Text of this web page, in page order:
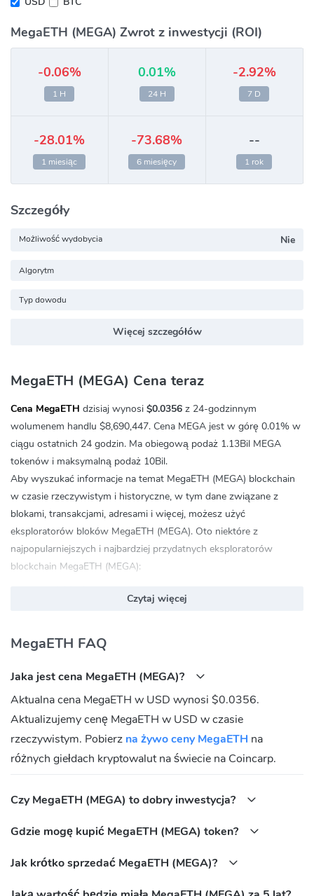
MegaETH (MEGA) Zwrot z inwestycji (ROI)
-0.06%
1 H
0.01%
24 H
-2.92%
7 D
-28.01%
1 miesiąc
-73.68%
6 miesięcy
--
1 rok
Szczegóły
Możliwość wydobycia Nie
Algorytm
Typ dowodu
Więcej szczegółów
MegaETH (MEGA) Cena teraz
Cena MegaETH dzisiaj wynosi $0.0356 z 24-godzinnym
wolumenem handlu $8,690,447. Cena MEGA jest w górę 0.01% w
ciągu ostatnich 24 godzin. Ma obiegową podaż 1.13Bil MEGA
tokenów i maksymalną podaż 10Bil.
Aby wyszukać informacje na temat MegaETH (MEGA) blockchain
w czasie rzeczywistym i historyczne, w tym dane związane z
blokami, transakcjami, adresami i więcej, możesz użyć
eksploratorów bloków MegaETH (MEGA). Oto niektóre z
najpopularniejszych i najbardziej przydatnych eksploratorów
blockchain MegaETH (MEGA):
MegaETH (MEGA) Wspólnota
Twitter:https://twitter.com/megaeth_labs
Discord:https://discord.gg/megaeth
Jaki jest adres umowy MegaETH (MEGA)?
MegaETH:
Czytaj więcej
MegaETH FAQ
Jaka jest cena MegaETH (MEGA)?
Aktualna cena MegaETH w USD wynosi $0.0356.
Aktualizujemy cenę MegaETH w USD w czasie
rzeczywistym. Pobierz na żywo ceny MegaETH na
różnych giełdach kryptowalut na świecie na Coincarp.
Czy MegaETH (MEGA) to dobry inwestycja?
Gdzie mogę kupić MegaETH (MEGA) token?
Jak krótko sprzedać MegaETH (MEGA)?